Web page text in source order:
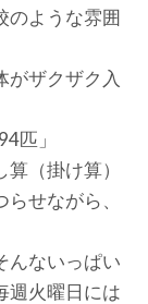
のような雰囲
がザクザク入
匹」
（掛け算）
せながら、
んないっぱい
週火曜日には